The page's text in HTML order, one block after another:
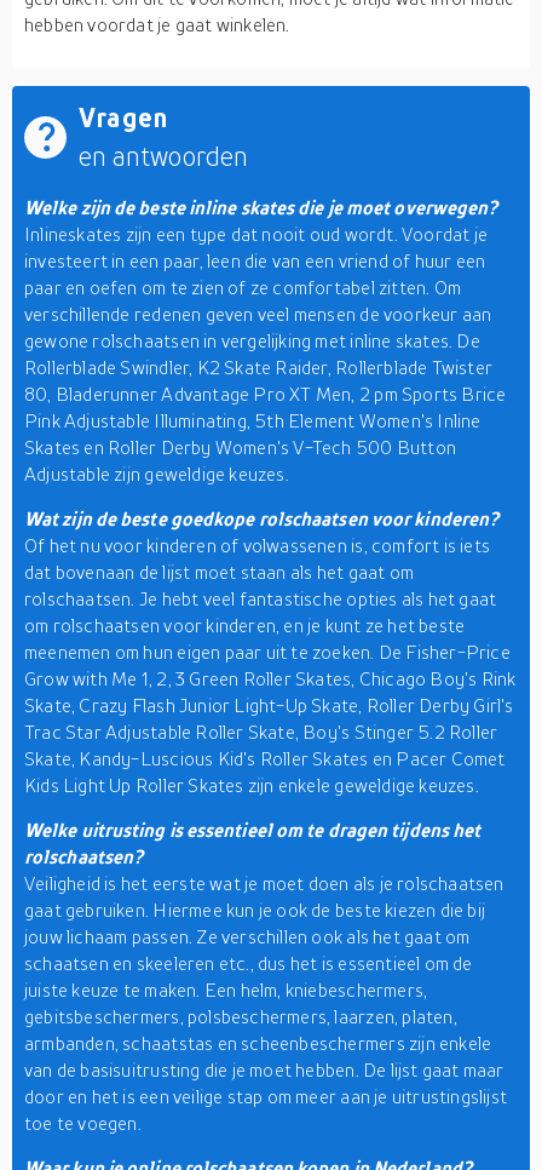
hebben voordat je gaat winkelen.
Vragen
en antwoorden
Welke zijn de beste inline skates die je moet overwegen?
Inlineskates zijn een type dat nooit oud wordt. Voordat je
investeert in een paar, leen die van een vriend of huur een
paar en oefen om te zien of ze comfortabel zitten. Om
verschillende redenen geven veel mensen de voorkeur aan
gewone rolschaatsen in vergelijking met inline skates. De
Rollerblade Swindler, K2 Skate Raider, Rollerblade Twister
80, Bladerunner Advantage Pro XT Men, 2 pm Sports Brice
Pink Adjustable Illuminating, 5th Element Women's Inline
Skates en Roller Derby Women's V-Tech 500 Button
Adjustable zijn geweldige keuzes.
Wat zijn de beste goedkope rolschaatsen voor kinderen?
Of het nu voor kinderen of volwassenen is, comfort is iets
dat bovenaan de lijst moet staan als het gaat om
rolschaatsen. Je hebt veel fantastische opties als het gaat
om rolschaatsen voor kinderen, en je kunt ze het beste
meenemen om hun eigen paar uit te zoeken. De Fisher-Price
Grow with Me 1, 2, 3 Green Roller Skates, Chicago Boy's Rink
Skate, Crazy Flash Junior Light-Up Skate, Roller Derby Girl's
Trac Star Adjustable Roller Skate, Boy's Stinger 5.2 Roller
Skate, Kandy-Luscious Kid's Roller Skates en Pacer Comet
Kids Light Up Roller Skates zijn enkele geweldige keuzes.
Welke uitrusting is essentieel om te dragen tijdens het
rolschaatsen?
Veiligheid is het eerste wat je moet doen als je rolschaatsen
gaat gebruiken. Hiermee kun je ook de beste kiezen die bij
jouw lichaam passen. Ze verschillen ook als het gaat om
schaatsen en skeeleren etc., dus het is essentieel om de
juiste keuze te maken. Een helm, kniebeschermers,
gebitsbeschermers, polsbeschermers, laarzen, platen,
armbanden, schaatstas en scheenbeschermers zijn enkele
van de basisuitrusting die je moet hebben. De lijst gaat maar
door en het is een veilige stap om meer aan je uitrustingslijst
toe te voegen.